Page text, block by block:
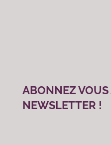
ABONNEZ VOUS
NEWSLETTER !